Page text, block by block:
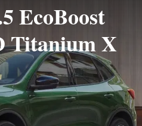
EcoBoost
Titanium X